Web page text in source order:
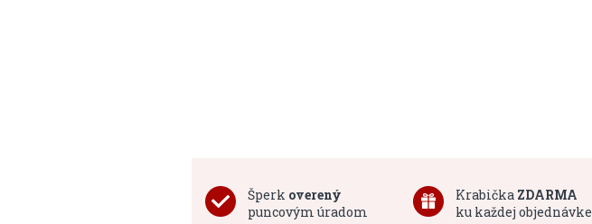
Šperk overený
puncovým úradom
Krabička ZDARMA
ku každej objednávke